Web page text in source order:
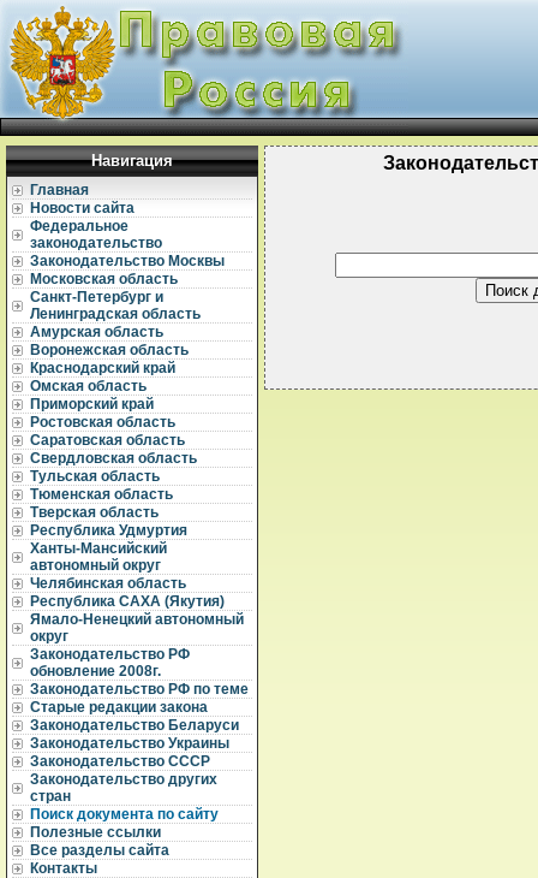
Навигация
Главная
Новости сайта
Федеральное
законодательство
Законодательство Москвы
Московская область
Санкт-Петербург и
Ленинградская область
Амурская область
Воронежская область
Краснодарский край
Омская область
Приморский край
Ростовская область
Саратовская область
Свердловская область
Тульская область
Тюменская область
Тверская область
Республика Удмуртия
Ханты-Мансийский
автономный округ
Челябинская область
Республика САХА (Якутия)
Ямало-Ненецкий автономный
округ
Законодательство РФ
обновление 2008г.
Законодательство РФ по теме
Старые редакции закона
Законодательство Беларуси
Законодательство Украины
Законодательство СССР
Законодательство других
стран
Поиск документа по сайту
Полезные ссылки
Все разделы сайта
Контакты